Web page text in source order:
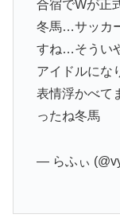
合宿でWが正
冬馬…サッカ
すね…そうい
アイドルにな
表情浮かべて
ったね冬馬
— らふぃ